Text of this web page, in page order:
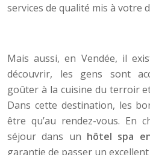
services de qualité mis à votre
Mais aussi, en Vendée, il
découvrir, les gens sont
goûter à la cuisine du terroir
Dans cette destination, les
être qu’au rendez-vous. En
séjour dans un hôtel spa
garantie de passer un